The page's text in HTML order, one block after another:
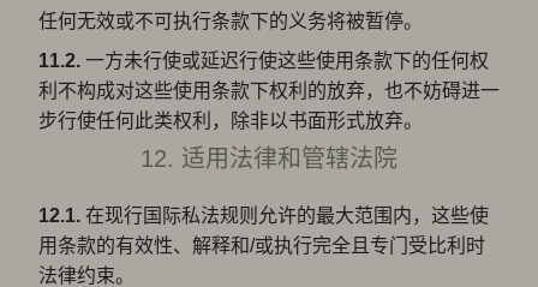
任何无效或不可执行条款下的义务将被暂停。
11.2. 一方未行使或延迟行使这些使用条款下的任何权
利不构成对这些使用条款下权利的放弃，也不妨碍进一
步行使任何此类权利，除非以书面形式放弃。
12. 适用法律和管辖法院
12.1. 在现行国际私法规则允许的最大范围内，这些使
用条款的有效性、解释和/或执行完全且专门受比利时
法律约束。